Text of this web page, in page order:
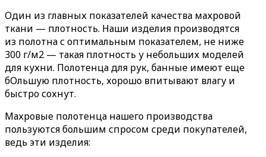
Один из главных показателей качества махровой
ткани — плотность. Наши изделия производятся
из полотна с оптимальным показателем, не ниже
300 г/м2 — такая плотность у небольших моделей
для кухни. Полотенца для рук, банные имеют еще
бОльшую плотность, хорошо впитывают влагу и
быстро сохнут.
Махровые полотенца нашего производства
пользуются большим спросом среди покупателей,
ведь эти изделия: